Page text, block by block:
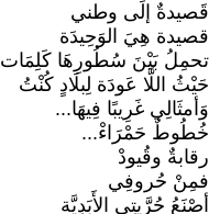
قَصيدةٌ إلَى وطني
قصيدة هِيَ الوَحِيدَة
تحمِلُ بَيْنَ سُطُورِهَا كَلِمَات
حَيْثُ اللَّا عَودَة لِبلَادٍ كُنْتُ
وَأمثَالِي غَرِيبًا فِيهَا...
خُطُوطٌ حَمْرَاءْ...
رقابةٌ وقُيودْ
فمِنْ حُروفِي
أصْنَعُ حُرَّيتِي الأَبَدِيَّة